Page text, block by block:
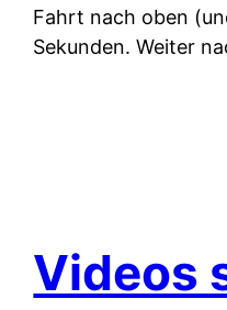
Fahrt nach oben
Sekunden. Weiter
Videos